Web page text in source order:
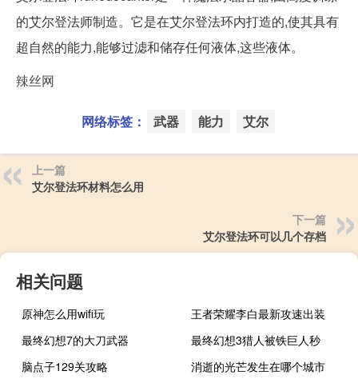
的艾尔登法师制造。它是在艾尔登法环内打造的,使其具有
超自然的能力,能够过滤和储存任何液体,这些液体。
辣丝网
网络标签： 武器 能力 艾尔
上一篇
艾尔登法环材料怎么用
下一篇
艾尔登法环可以几个存档
相关问题
原神怎么用wifi玩
王者荣耀李白最新攻速出装
最终幻想7的大刀武器
最终幻想3猎人被铁巨人秒
脑点子129关攻略
消逝的光芒发生在哪个城市